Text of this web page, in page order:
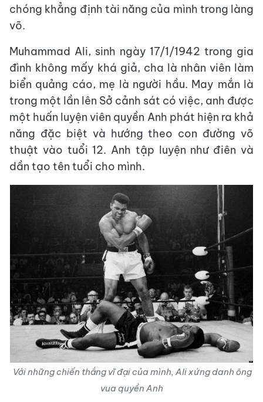
chóng khẳng định tài năng của mình trong làng
võ.
Muhammad Ali, sinh ngày 17/1/1942 trong gia
đình không mấy khá giả, cha là nhân viên làm
biển quảng cáo, mẹ là người hầu. May mắn là
trong một lần lên Sở cảnh sát có việc, anh được
một huấn luyện viên quyền Anh phát hiện ra khả
năng đặc biệt và hướng theo con đường võ
thuật vào tuổi 12. Anh tập luyện như điên và
dần tạo tên tuổi cho mình.
Với những chiến thắng vĩ đại của mình, Ali xứng danh ông
vua quyền Anh